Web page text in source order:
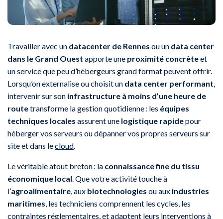
Travailler avec un datacenter de Rennes ou un data center
dans le Grand Ouest apporte une proximité concrèteet
un service que peu d’hébergeurs grand format peuvent offrir.
Lorsqu’on externalise ou choisit un data center performant
intervenir sur son infrastructure à moins d’une heure de
routetransforme la gestion quotidienne : les équipes
techniques locales assurent une logistique rapidepour
héberger vos serveurs ou dépanner vos propres serveurs sur
site et dans lecloud
Le véritable atout breton : la connaissance fine du tissu
économique local . Que votre activité touche à
l’agroalimentaire , aux biotechnologies ou aux industries
maritimes , les techniciens comprennent les cycles, les
contraintes réglementaires, et adaptent leurs interventions à